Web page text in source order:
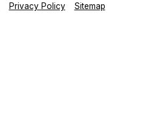
Privacy Policy Sitemap